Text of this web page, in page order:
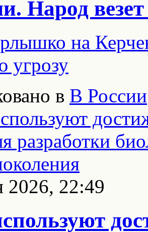
Народ
на
угрозу
в В России
22:49